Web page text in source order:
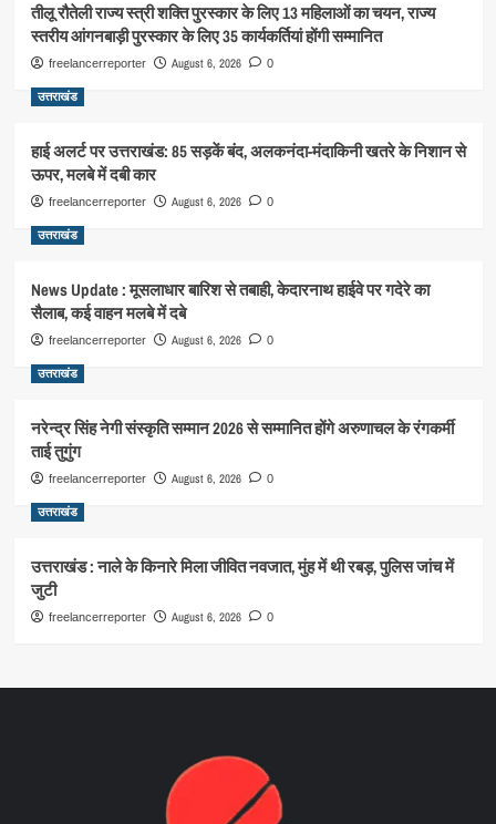
तीलू रौतेली राज्य स्त्री शक्ति पुरस्कार के लिए 13 महिलाओं का चयन, राज्य
स्तरीय आंगनबाड़ी पुरस्कार के लिए 35 कार्यकर्तियां होंगी सम्मानित
freelancerreporter August 6, 2026 0
उत्तराखंड
हाई अलर्ट पर उत्तराखंड: 85 सड़कें बंद, अलकनंदा-मंदाकिनी खतरे के निशान से
ऊपर, मलबे में दबी कार
freelancerreporter August 6, 2026 0
उत्तराखंड
News Update : मूसलाधार बारिश से तबाही, केदारनाथ हाईवे पर गदेरे का
सैलाब, कई वाहन मलबे में दबे
freelancerreporter August 6, 2026 0
उत्तराखंड
नरेन्द्र सिंह नेगी संस्कृति सम्मान 2026 से सम्मानित होंगे अरुणाचल के रंगकर्मी
ताई तुगुंग
freelancerreporter August 6, 2026 0
उत्तराखंड
उत्तराखंड : नाले के किनारे मिला जीवित नवजात, मुंह में थी रबड़, पुलिस जांच में
जुटी
freelancerreporter August 6, 2026 0